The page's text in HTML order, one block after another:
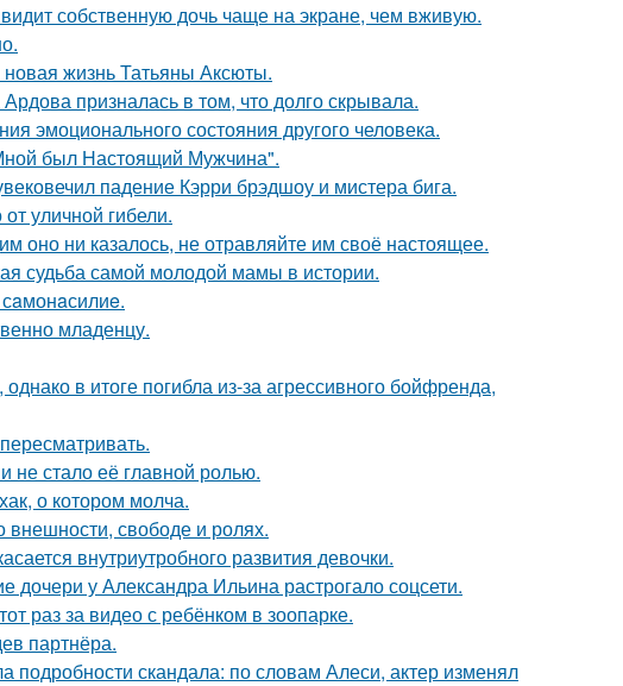
собственную дочь чаще на экране, чем вживую.
жизнь Татьяны Аксюты.
призналась в том, что долго скрывала.
эмоционального состояния другого человека.
был Настоящий Мужчина".
падение Кэрри брэдшоу и мистера бига.
уличной гибели.
оно ни казалось, не отравляйте им своё настоящее.
судьба самой молодой мамы в истории.
младенцу.
в итоге погибла из-за агрессивного бойфренда,
не стало её главной ролью.
о котором молча.
свободе и ролях.
внутриутробного развития девочки.
у Александра Ильина растрогало соцсети.
раз за видео с ребёнком в зоопарке.
партнёра.
скандала: по словам Алеси, актер изменял